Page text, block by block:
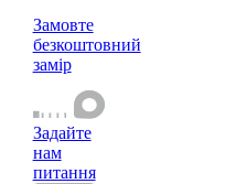
Замовте
безкоштовний
замір
Задайте
нам
питання